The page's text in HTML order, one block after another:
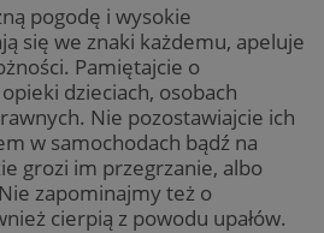
pogodę i wysokie
się we znaki każdemu, apeluje
Pamiętajcie o
dzieciach, osobach
Nie pozostawiajcie ich
w samochodach bądź na
grozi im przegrzanie, albo
zapominajmy też o
cierpią z powodu upałów.